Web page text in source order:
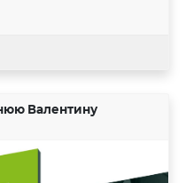
Валентину